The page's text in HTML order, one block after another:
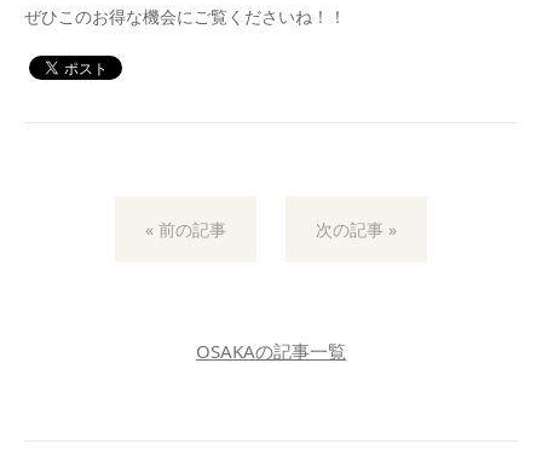
ぜひこのお得な機会にご覧くださいね！！
« 前の記事 次の記事 »
OSAKAの記事一覧